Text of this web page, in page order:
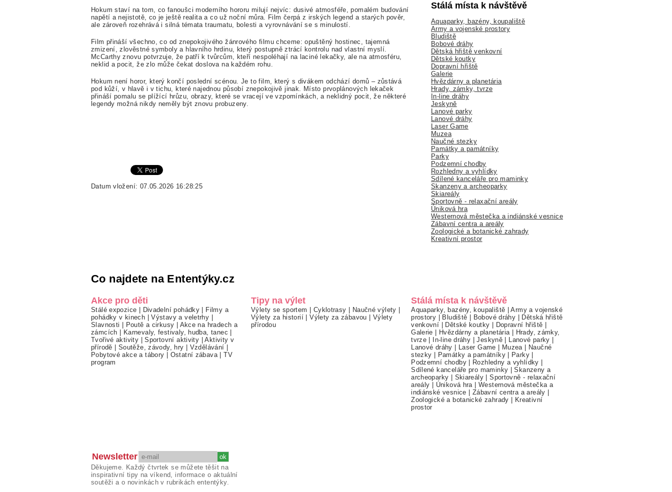
Hokum staví na tom, co fanoušci moderního hororu milují nejvíc: dusivé atmosféře, pomalém budování
napětí a nejistotě, co je ještě realita a co už noční můra. Film čerpá z irských legend a starých pověr,
ale zároveň rozehrává i silná témata traumatu, bolesti a vyrovnávání se s minulostí.
Film přináší všechno, co od znepokojivého žánrového filmu chceme: opuštěný hostinec, tajemná
zmizení, zlověstné symboly a hlavního hrdinu, který postupně ztrácí kontrolu nad vlastní myslí.
McCarthy znovu potvrzuje, že patří k tvůrcům, kteří nespoléhají na laciné lekačky, ale na atmosféru,
neklid a pocit, že zlo může čekat doslova na každém rohu.
Hokum není horor, který končí poslední scénou. Je to film, který s divákem odchází domů – zůstává
pod kůží, v hlavě i v tichu, které najednou působí znepokojivě jinak. Místo prvoplánových lekaček
přináší pomalu se plížící hrůzu, obrazy, které se vracejí ve vzpomínkách, a neklidný pocit, že některé
legendy možná nikdy neměly být znovu probuzeny.
Datum vložení: 07.05.2026 16:28:25
Stálá místa k návštěvě
Aquaparky, bazény, koupaliště
Army a vojenské prostory
Bludiště
Bobové dráhy
Dětská hřiště venkovní
Dětské koutky
Dopravní hřiště
Galerie
Hvězdárny a planetária
Hrady, zámky, tvrze
In-line dráhy
Jeskyně
Lanové parky
Lanové dráhy
Laser Game
Muzea
Naučné stezky
Památky a památníky
Parky
Podzemní chodby
Rozhledny a vyhlídky
Sdílené kanceláře pro maminky
Skanzeny a archeoparky
Skiareály
Sportovně - relaxační areály
Úniková hra
Westernová městečka a indiánské vesnice
Zábavní centra a areály
Zoologické a botanické zahrady
Kreativní prostor
Co najdete na Ententýky.cz
Akce pro děti
Stálé expozice | Divadelní pohádky | Filmy a
pohádky v kinech |Výstavy a veletrhy |
Slavnosti | Poutě a cirkusy | Akce na hradech a
zámcích | Karnevaly, festivaly, hudba, tanec |
Tvořivé aktivity |Sportovní aktivity |Aktivity v
přírodě | Soutěže, závody, hry | Vzdělávání |
Pobytové akce a tábory | Ostatní zábava |TV
program
Tipy na výlet
Výlety se sportem | Cyklotrasy | Naučné výlety |
Výlety za historií |Výlety za zábavou | Výlety
přírodou
Stálá místa k návštěvě
Aquaparky, bazény, koupaliště |Army a vojenské
prostory | Bludiště | Bobové dráhy | Dětská hřiště
venkovní | Dětské koutky | Dopravní hřiště |
Galerie | Hvězdárny a planetária | Hrady, zámky,
tvrze | In-line dráhy |Jeskyně | Lanové parky |
Lanové dráhy | Laser Game | Muzea | Naučné
stezky | Památky a památníky| Parky |
Podzemní chodby| Rozhledny a vyhlídky |
Sdílené kanceláře pro maminky |Skanzeny a
archeoparky | Skiareály |Sportovně - relaxační
areály | Úniková hra |Westernová městečka a
indiánské vesnice | Zábavní centra a areály |
Zoologické a botanické zahrady | Kreativní
prostor
Newsletter
Děkujeme. Každý čtvrtek se můžete těšit na
inspirativní tipy na víkend, informace o aktuální
soutěži a o novinkách v rubrikách ententýky.